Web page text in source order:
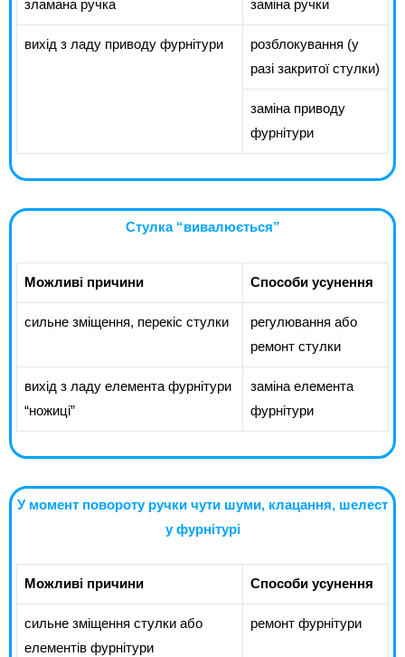
зламана ручка заміна ручки
вихід з ладу приводу фурнітури
розблокування (у
разі закритої стулки)
заміна приводу
фурнітури
Стулка “вивалюється”
Можливі причини Способи усунення
сильне зміщення, перекіс стулки
регулювання або
ремонт стулки
вихід з ладу елемента фурнітури
“ножиці”
заміна елемента
фурнітури
У момент повороту ручки чути шуми, клацання, шелест
у фурнітурі
Можливі причини Способи усунення
сильне зміщення стулки або
елементів фурнітури
ремонт фурнітури